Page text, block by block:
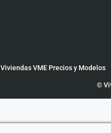
Viviendas VME Precios y Modelos
©